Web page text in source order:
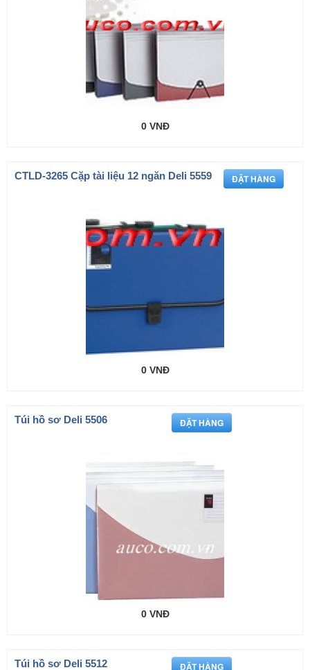
0 VNĐ
CTLD-3265 Cặp tài liệu 12 ngăn Deli 5559
0 VNĐ
Túi hồ sơ Deli 5506
0 VNĐ
Túi hồ sơ Deli 5512